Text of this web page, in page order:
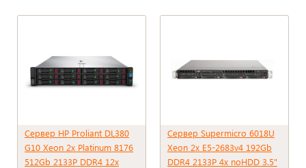
Сервер HP Proliant DL380
G10 Xeon 2x Platinum 8176
512Gb 2133P DDR4 12x
Сервер Supermicro 6018U
Xeon 2x E5-2683v4 192Gb
DDR4 2133P 4x noHDD 3.5"